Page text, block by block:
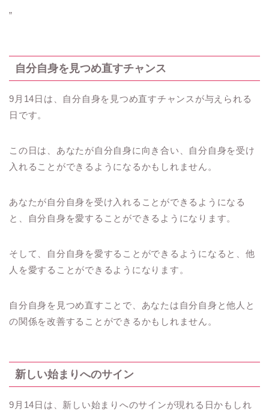
”
自分自身を見つめ直すチャンス
9月14日は、自分自身を見つめ直すチャンスが与えられる
日です。
この日は、あなたが自分自身に向き合い、自分自身を受け
入れることができるようになるかもしれません。
あなたが自分自身を受け入れることができるようになる
と、自分自身を愛することができるようになります。
そして、自分自身を愛することができるようになると、他
人を愛することができるようになります。
自分自身を見つめ直すことで、あなたは自分自身と他人と
の関係を改善することができるかもしれません。
新しい始まりへのサイン
9月14日は、新しい始まりへのサインが現れる日かもしれ